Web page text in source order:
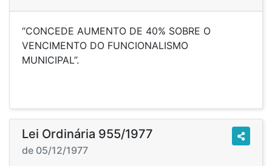
“CONCEDE AUMENTO DE 40% SOBRE O
VENCIMENTO DO FUNCIONALISMO
MUNICIPAL”.
Lei Ordinária 955/1977
de 05/12/1977